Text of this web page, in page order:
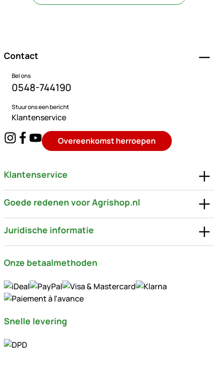
Contact
Bel ons
0548-744190
Stuur ons een bericht
Klantenservice
Overeenkomst herroepen
Klantenservice
Goede redenen voor Agrishop.nl
Juridische informatie
Onze betaalmethoden
Snelle levering